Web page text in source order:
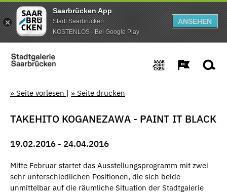
Saarbrücken App
Stadt Saarbrücken
KOSTENLOS - Bei Google Play
ANSEHEN
» Seite vorlesen | » Seite drucken
TAKEHITO KOGANEZAWA - PAINT IT BLACK
19.02.2016 - 24.04.2016
Mitte Februar startet das Ausstellungsprogramm mit zwei
sehr unterschiedlichen Positionen, die sich beide
unmittelbar auf die räumliche Situation der Stadtgalerie